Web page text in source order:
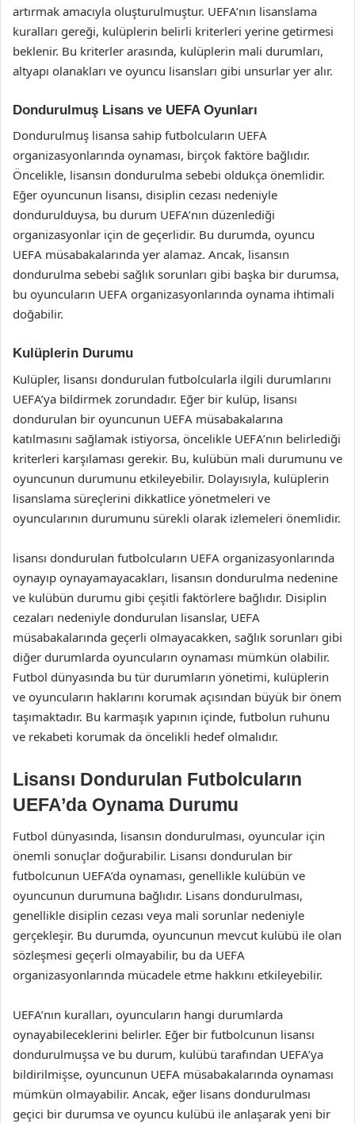
artırmak amacıyla oluşturulmuştur. UEFA’nın lisanslama
kuralları gereği, kulüplerin belirli kriterleri yerine getirmesi
beklenir. Bu kriterler arasında, kulüplerin mali durumları,
altyapı olanakları ve oyuncu lisansları gibi unsurlar yer alır.
Dondurulmuş Lisans ve UEFA Oyunları
Dondurulmuş lisansa sahip futbolcuların UEFA
organizasyonlarında oynaması, birçok faktöre bağlıdır.
Öncelikle, lisansın dondurulma sebebi oldukça önemlidir.
Eğer oyuncunun lisansı, disiplin cezası nedeniyle
dondurulduysa, bu durum UEFA’nın düzenlediği
organizasyonlar için de geçerlidir. Bu durumda, oyuncu
UEFA müsabakalarında yer alamaz. Ancak, lisansın
dondurulma sebebi sağlık sorunları gibi başka bir durumsa,
bu oyuncuların UEFA organizasyonlarında oynama ihtimali
doğabilir.
Kulüplerin Durumu
Kulüpler, lisansı dondurulan futbolcularla ilgili durumlarını
UEFA’ya bildirmek zorundadır. Eğer bir kulüp, lisansı
dondurulan bir oyuncunun UEFA müsabakalarına
katılmasını sağlamak istiyorsa, öncelikle UEFA’nın belirlediği
kriterleri karşılaması gerekir. Bu, kulübün mali durumunu ve
oyuncunun durumunu etkileyebilir. Dolayısıyla, kulüplerin
lisanslama süreçlerini dikkatlice yönetmeleri ve
oyuncularının durumunu sürekli olarak izlemeleri önemlidir.
lisansı dondurulan futbolcuların UEFA organizasyonlarında
oynayıp oynayamayacakları, lisansın dondurulma nedenine
ve kulübün durumu gibi çeşitli faktörlere bağlıdır. Disiplin
cezaları nedeniyle dondurulan lisanslar, UEFA
müsabakalarında geçerli olmayacakken, sağlık sorunları gibi
diğer durumlarda oyuncuların oynaması mümkün olabilir.
Futbol dünyasında bu tür durumların yönetimi, kulüplerin
ve oyuncuların haklarını korumak açısından büyük bir önem
taşımaktadır. Bu karmaşık yapının içinde, futbolun ruhunu
ve rekabeti korumak da öncelikli hedef olmalıdır.
Lisansı Dondurulan Futbolcuların
UEFA’da Oynama Durumu
Futbol dünyasında, lisansın dondurulması, oyuncular için
önemli sonuçlar doğurabilir. Lisansı dondurulan bir
futbolcunun UEFA’da oynaması, genellikle kulübün ve
oyuncunun durumuna bağlıdır. Lisans dondurulması,
genellikle disiplin cezası veya mali sorunlar nedeniyle
gerçekleşir. Bu durumda, oyuncunun mevcut kulübü ile olan
sözleşmesi geçerli olmayabilir, bu da UEFA
organizasyonlarında mücadele etme hakkını etkileyebilir.
UEFA’nın kuralları, oyuncuların hangi durumlarda
oynayabileceklerini belirler. Eğer bir futbolcunun lisansı
dondurulmuşsa ve bu durum, kulübü tarafından UEFA’ya
bildirilmişse, oyuncunun UEFA müsabakalarında oynaması
mümkün olmayabilir. Ancak, eğer lisans dondurulması
geçici bir durumsa ve oyuncu kulübü ile anlaşarak yeni bir